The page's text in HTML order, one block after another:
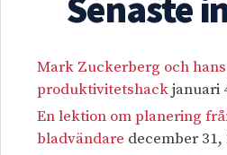
Mark Zuckerberg och
produktivitetshackjanuari
En lektion om planering
bladvändare december 31,